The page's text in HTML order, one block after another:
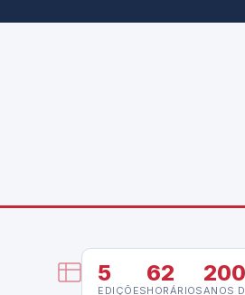
5
EDIÇÕES
62
HORÁRIOSANOS